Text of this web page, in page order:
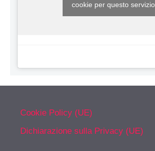
cookie per questo servizio
Cookie Policy (UE)
Dichiarazione sulla Privacy (UE)